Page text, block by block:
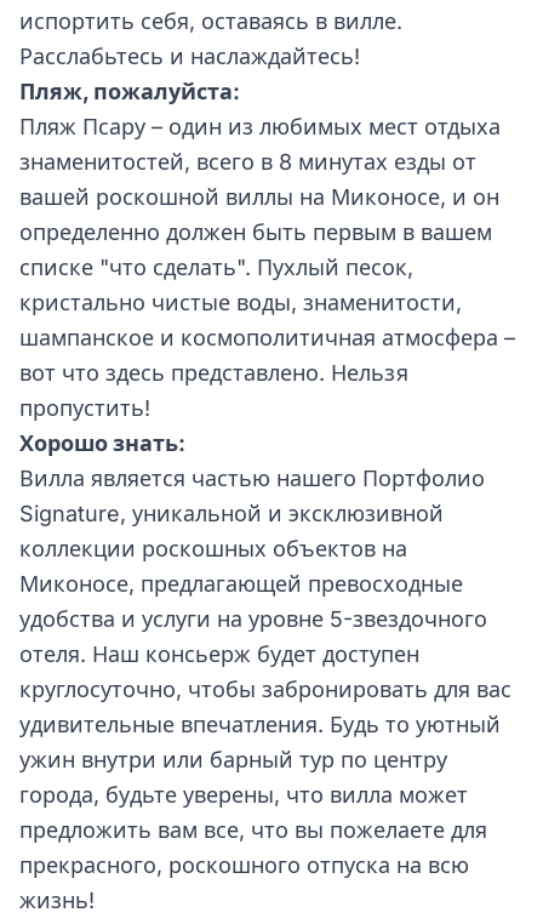
испортить себя, оставаясь в вилле.
Расслабьтесь и наслаждайтесь!
Пляж, пожалуйста:
Пляж Псару – один из любимых мест отдыха
знаменитостей, всего в 8 минутах езды от
вашей роскошной виллы на Миконосе, и он
определенно должен быть первым в вашем
списке "что сделать". Пухлый песок,
кристально чистые воды, знаменитости,
шампанское и космополитичная атмосфера –
вот что здесь представлено. Нельзя
пропустить!
Хорошо знать:
Вилла является частью нашего Портфолио
Signature, уникальной и эксклюзивной
коллекции роскошных объектов на
Миконосе, предлагающей превосходные
удобства и услуги на уровне 5-звездочного
отеля. Наш консьерж будет доступен
круглосуточно, чтобы забронировать для вас
удивительные впечатления. Будь то уютный
ужин внутри или барный тур по центру
города, будьте уверены, что вилла может
предложить вам все, что вы пожелаете для
прекрасного, роскошного отпуска на всю
жизнь!